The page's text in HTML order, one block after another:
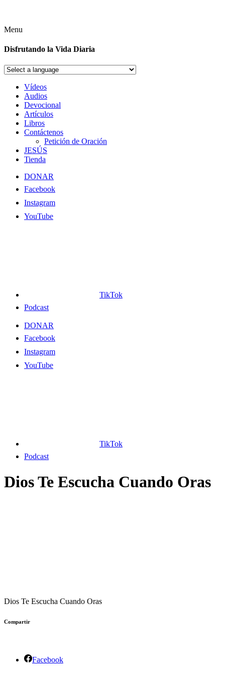
Menu
Disfrutando la Vida Diaria
Vídeos
Audios
Devocional
Artículos
Libros
Contáctenos
Petición de Oración
JESÚS
Tienda
DONAR
Facebook
Instagram
YouTube
TikTok
Podcast
DONAR
Facebook
Instagram
YouTube
TikTok
Podcast
Dios Te Escucha Cuando Oras
Dios Te Escucha Cuando Oras
Compartir
Facebook